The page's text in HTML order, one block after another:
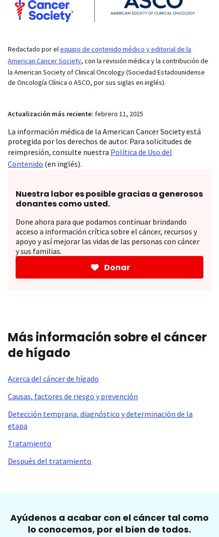
Redactado por elequipo de contenido médico y editorial de la
American Cancer Society, con la revisión médica y la contribución de
la American Society of Clinical Oncology (Sociedad Estadounidense
de Oncología Clínica o ASCO, por sus siglas en inglés).
Actualización más reciente: febrero 11, 2025
La información médica de la American Cancer Society está
protegida por los derechos de autor. Para solicitudes de
reimpresión, consulte nuestra Política de Uso del
Contenido (en inglés).
Nuestra labor es posible gracias a generosos
donantes como usted.
Done ahora para que podamos continuar brindando
acceso a información crítica sobre el cáncer, recursos y
apoyo y así mejorar las vidas de las personas con cáncer
y sus familias.
Donar
Más información sobre el cáncer
de hígado
Acerca del cáncer de hígado
Causas, factores de riesgo y prevención
Detección temprana, diagnóstico y determinación de la
etapa
Tratamiento
Después del tratamiento
Ayúdenos a acabar con el cáncer tal como
lo conocemos, por el bien de todos.